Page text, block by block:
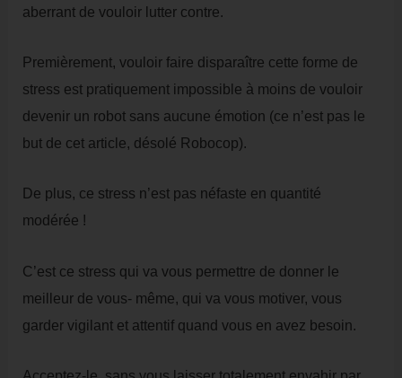
aberrant de vouloir lutter contre.
Premièrement, vouloir faire disparaître cette forme de
stress est pratiquement impossible à moins de vouloir
devenir un robot sans aucune émotion (ce n’est pas le
but de cet article, désolé Robocop).
De plus, ce stress n’est pas néfaste en quantité
modérée !
C’est ce stress qui va vous permettre de donner le
meilleur de vous- même, qui va vous motiver, vous
garder vigilant et attentif quand vous en avez besoin.